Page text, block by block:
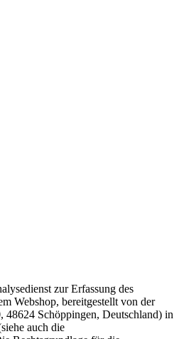
zur Erfassung des
Webshop, bereitgestellt von der
Schöppingen, Deutschland) in
auch die